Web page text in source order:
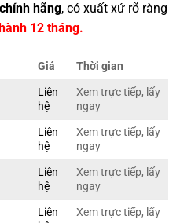
chính hãng, có xuất xứ rõ ràng
12 tháng.
Giá Thời gian
Liên
hệ
Xem trực tiếp, lấy
ngay
Liên
hệ
Xem trực tiếp, lấy
ngay
Liên
hệ
Xem trực tiếp, lấy
ngay
Liên
Xem trực tiếp, lấy